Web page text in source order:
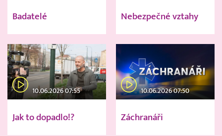
Badatelé Nebezpečné vztahy
10.06.2026 07:55
Jak to dopadlo!?
10.06.2026 07:50
Záchranáři